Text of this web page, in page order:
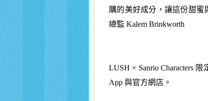
購的美好成分， 讓這份甜蜜
總監 Kalem Brinkworth
LUSH × Sanrio Characters
App 與官方網店。